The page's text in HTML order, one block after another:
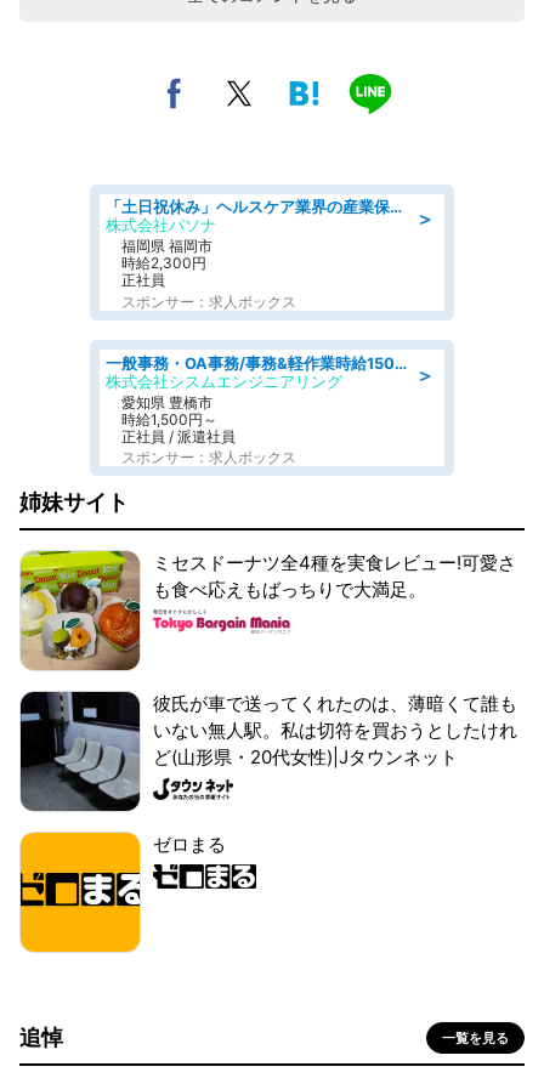
＞
「土日祝休み」ヘルスケア業界の産業保健師/高時給/未経験OK/要資格:保健師、正看護師
株式会社パソナ
福岡県 福岡市
時給2,300円
正社員
スポンサー：求人ボックス
＞
一般事務・OA事務/事務&軽作業時給1500円土日祝休み各種社保完備
株式会社シスムエンジニアリング
愛知県 豊橋市
時給1,500円～
正社員 / 派遣社員
スポンサー：求人ボックス
姉妹サイト
ミセスドーナツ全4種を実食レビュー!可愛さ
も食べ応えもばっちりで大満足。
彼氏が車で送ってくれたのは、薄暗くて誰も
いない無人駅。私は切符を買おうとしたけれ
ど(山形県・20代女性)|Jタウンネット
ゼロまる
追悼 一覧を見る